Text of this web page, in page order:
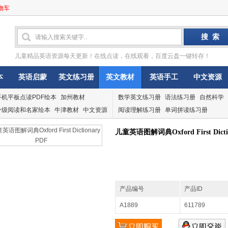
车
儿童精品英语资源每天更新！在线点读，在线观看，百度云盘一键转存！
英语启蒙 英文练习册 英文教材 英语手工 中文资源
机平板点读PDF绘本 加州教材
级阅读和名家绘本 牛津教材 中文资源
数学英文练习册 语法练习册
自然科学
阅读理解练习册 单词拼读练习册
儿童英语图解词典Oxford First
产品编号 产品ID
A1889 611789